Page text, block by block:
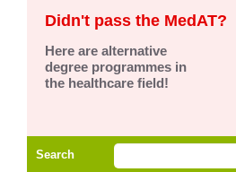
Didn't pass the MedAT?
Here are alternative
degree programmes in
the healthcare field!
Search